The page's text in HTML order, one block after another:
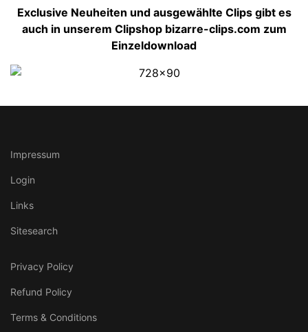
Exclusive Neuheiten und ausgewählte Clips gibt es
auch in unserem Clipshop bizarre-clips.com zum
Einzeldownload
Impressum
Login
Links
Sitesearch
Privacy Policy
Refund Policy
Terms & Conditions